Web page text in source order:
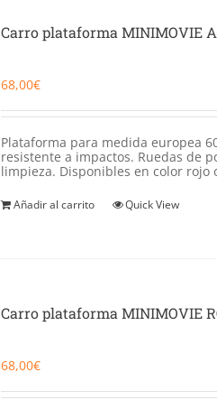
Carro plataforma MINIMOVIE
68,00€
Plataforma para medida europea
resistente a impactos. Ruedas de
limpieza. Disponibles en color rojo
Añadir al carrito Quick View
Carro plataforma MINIMOVIE
68,00€